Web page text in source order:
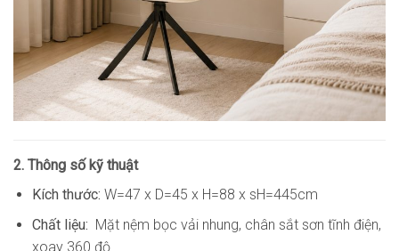
2. Thông số kỹ thuật
Kích thước: W=47 x D=45 x H=88 x sH=445cm
Chất liệu: Mặt nệm bọc vải nhung, chân sắt sơn tĩnh điện,
xoay 360 độ